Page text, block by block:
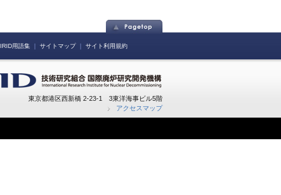
IRID用語集 ｜ サイトマップ｜ サイト利用規約
東京都港区西新橋 2-23-1 3東洋海事ビル5階
アクセスマップ